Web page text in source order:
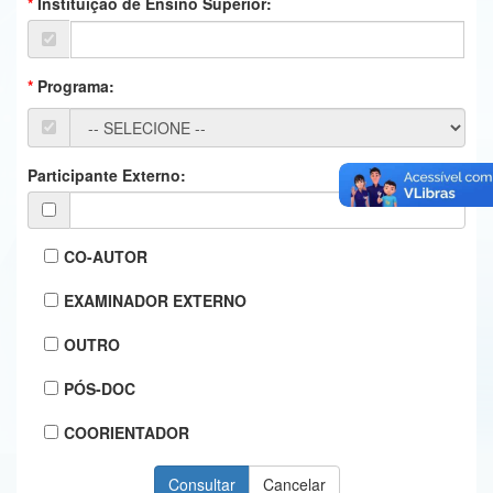
Ministério da Ciência, Tecnologia, Inovações e Comunicações
Ministério do Turismo
Controladoria-Geral da União
Ministério da Mulher, da Família e dos Direitos Humanos
Secretaria-Geral
Secretaria de Governo
Gabinete de Segurança Institucional
Advocacia-Geral da União
Programa:
Participante Externo:
CO-AUTOR
EXAMINADOR EXTERNO
OUTRO
PÓS-DOC
COORIENTADOR